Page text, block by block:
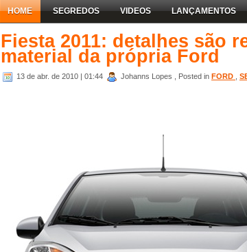
HOME SEGREDOS VIDEOS LANÇAMENTOS
Fiesta 2011: detalhes são
material da própria Ford
13 de abr. de 2010 | 01:44 Johanns Lopes , Posted in FORD